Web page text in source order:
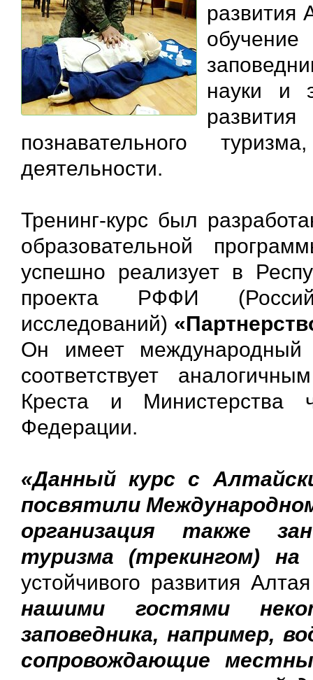
развития
науки и
познавательного
деятельности.
Тренинг-курс был
образовательной
успешно реализует в
проекта РФФИ
исследований)
Он имеет международный
соответствует
Креста и Министерства
Федерации.
«Данный курс с
посвятили
организация также
туризма (трекингом) на
устойчивого развития
нашими гостями
заповедника, например,
сопровождающие